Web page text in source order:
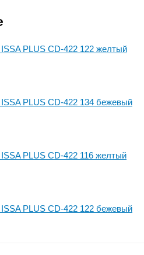
ISSA PLUS CD-422 122 желтый
ISSA PLUS CD-422 134 бежевый
ISSA PLUS CD-422 116 желтый
ISSA PLUS CD-422 122 бежевый